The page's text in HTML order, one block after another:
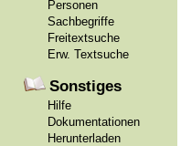
Personen
Sachbegriffe
Freitextsuche
Erw. Textsuche
Sonstiges
Hilfe
Dokumentationen
Herunterladen